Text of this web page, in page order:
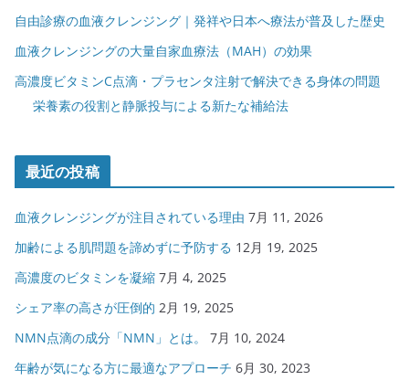
自由診療の血液クレンジング｜発祥や日本へ療法が普及した歴史
血液クレンジングの大量自家血療法（MAH）の効果
高濃度ビタミンC点滴・プラセンタ注射で解決できる身体の問題
栄養素の役割と静脈投与による新たな補給法
最近の投稿
血液クレンジングが注目されている理由 7月 11, 2026
加齢による肌問題を諦めずに予防する 12月 19, 2025
高濃度のビタミンを凝縮 7月 4, 2025
シェア率の高さが圧倒的 2月 19, 2025
NMN点滴の成分「NMN」とは。
7月 10, 2024
年齢が気になる方に最適なアプローチ 6月 30, 2023